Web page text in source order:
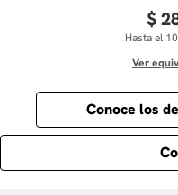
$
Hasta el
Ver
Conoce los